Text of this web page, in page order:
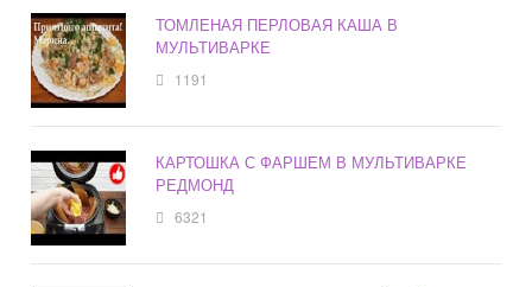
ТОМЛЕНАЯ ПЕРЛОВАЯ КАША В
МУЛЬТИВАРКЕ
1191
КАРТОШКА С ФАРШЕМ В МУЛЬТИВАРКЕ
РЕДМОНД
6321